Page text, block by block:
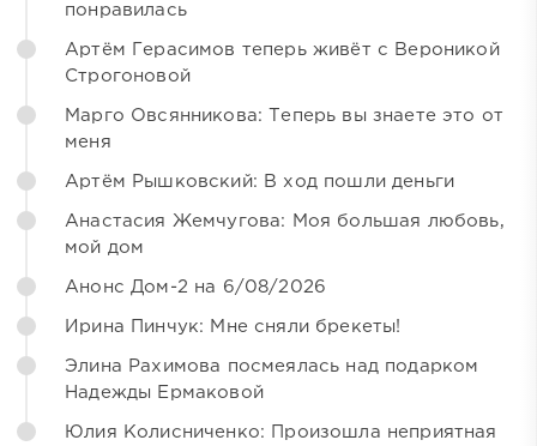
понравилась
Артём Герасимов теперь живёт с Вероникой
Строгоновой
Марго Овсянникова: Теперь вы знаете это от
меня
Артём Рышковский: В ход пошли деньги
Анастасия Жемчугова: Моя большая любовь,
мой дом
Анонс Дом-2 на 6/08/2026
Ирина Пинчук: Мне сняли брекеты!
Элина Рахимова посмеялась над подарком
Надежды Ермаковой
Юлия Колисниченко: Произошла неприятная